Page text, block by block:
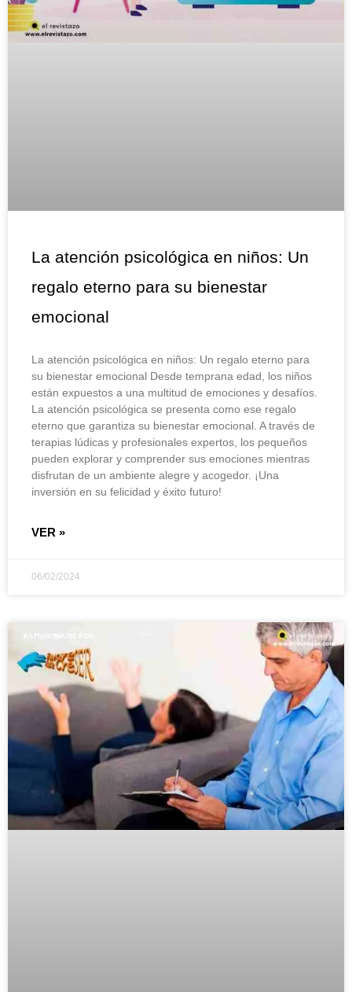
La atención psicológica en niños: Un
regalo eterno para su bienestar
emocional
La atención psicológica en niños: Un regalo eterno para
su bienestar emocional Desde temprana edad, los niños
están expuestos a una multitud de emociones y desafíos.
La atención psicológica se presenta como ese regalo
eterno que garantiza su bienestar emocional. A través de
terapias lúdicas y profesionales expertos, los pequeños
pueden explorar y comprender sus emociones mientras
disfrutan de un ambiente alegre y acogedor. ¡Una
inversión en su felicidad y éxito futuro!
VER »
06/02/2024